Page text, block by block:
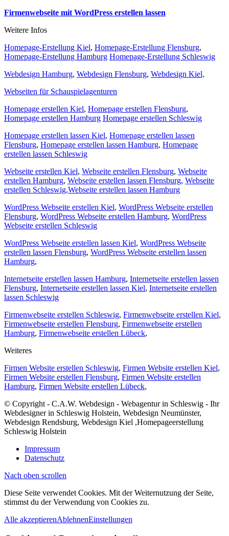
Firmenwebseite mit WordPress erstellen lassen
Weitere Infos
Homepage-Erstellung Kiel, Homepage-Erstellung Flensburg,
Homepage-Erstellung Hamburg Homepage-Erstellung Schleswig
Webdesign Hamburg, Webdesign Flensburg, Webdesign Kiel,
Webseiten für Schauspielagenturen
Homepage erstellen Kiel, Homepage erstellen Flensburg,
Homepage erstellen Hamburg Homepage erstellen Schleswig
Homepage erstellen lassen Kiel, Homepage erstellen lassen
Flensburg, Homepage erstellen lassen Hamburg, Homepage
erstellen lassen Schleswig
Webseite erstellen Kiel, Webseite erstellen Flensburg, Webseite
erstellen Hamburg, Webseite erstellen lassen Flensburg, Webseite
erstellen Schleswig,Webseite erstellen lassen Hamburg
WordPress Webseite erstellen Kiel, WordPress Webseite erstellen
Flensburg, WordPress Webseite erstellen Hamburg, WordPress
Webseite erstellen Schleswig
WordPress Webseite erstellen lassen Kiel, WordPress Webseite
erstellen lassen Flensburg, WordPress Webseite erstellen lassen
Hamburg,
Internetseite erstellen lassen Hamburg, Internetseite erstellen lassen
Flensburg, Internetseite erstellen lassen Kiel, Internetseite erstellen
lassen Schleswig
Firmenwebseite erstellen Schleswig, Firmenwebseite erstellen Kiel,
Firmenwebseite erstellen Flensburg, Firmenwebseite erstellen
Hamburg, Firmenwebseite erstellen Lübeck,
Weiteres
Firmen Website erstellen Schleswig, Firmen Website erstellen Kiel,
Firmen Website erstellen Flensburg, Firmen Website erstellen
Hamburg, Firmen Website erstellen Lübeck,
© Copyright - C.A.W. Webdesign - Webagentur in Schleswig - Ihr
Webdesigner in Schleswig Holstein, Webdesign Neumünster,
Webdesign Rendsburg, Webdesign Kiel ,Homepageerstellung
Schleswig Holstein
Impressum
Datenschutz
Nach oben scrollen
Diese Seite verwendet Cookies. Mit der Weiternutzung der Seite,
stimmst du der Verwendung von Cookies zu.
Alle akzeptierenAblehnenEinstellungen